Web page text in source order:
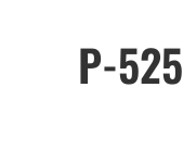
P-525